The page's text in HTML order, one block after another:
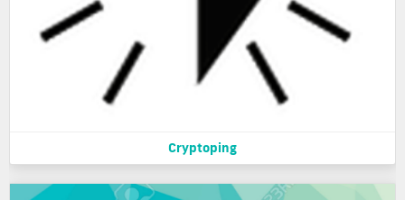
Cryptoping